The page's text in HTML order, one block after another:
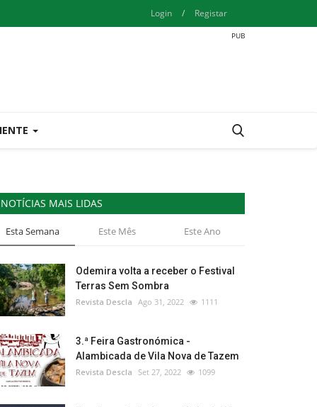
Login / Registar
NOTÍCIAS MAIS LIDAS
Esta Semana Este Mês Este Ano
Odemira volta a receber o Festival
Terras Sem Sombra
Revista Descla Ago 31, 2022 1111
3.ª Feira Gastronómica -
Alambicada de Vila Nova de Tazem
Revista Descla Set 27, 2022 1099